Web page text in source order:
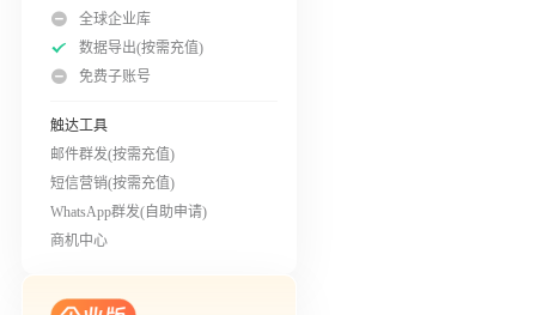
全球企业库
数据导出(按需充值)
免费子账号
触达工具
邮件群发(按需充值)
短信营销(按需充值)
WhatsApp群发(自助申请)
商机中心